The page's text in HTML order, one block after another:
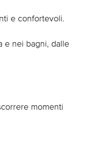
e confortevoli.
e nei bagni, dalle
momenti